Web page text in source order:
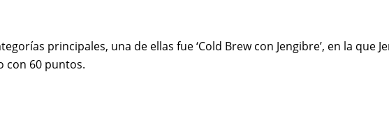
principales, una de ellas fue ‘Cold Brew con Jengibre’, en la
con 60 puntos.